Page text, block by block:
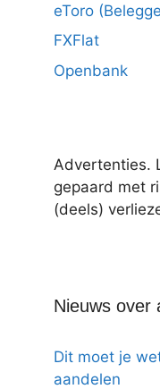
eToro
FXFlat
Openbank
Advertenties.
gepaard met
(deels)
Nieuws over
Dit moet je
aandelen